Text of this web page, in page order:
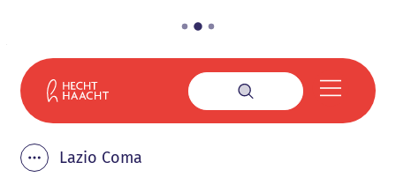
Naar inhoud
Gemeente Haacht
Zoek tonen /Menu
Toon alle broodkruimel items
Lazio Coma